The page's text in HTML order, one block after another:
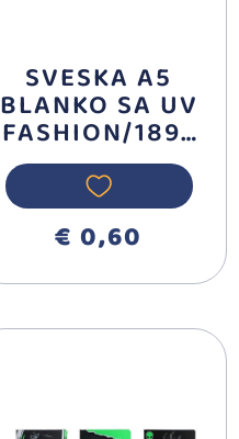
SVESKA A5
BLANKO SA UV
FASHION/1897
72
€ 0,60